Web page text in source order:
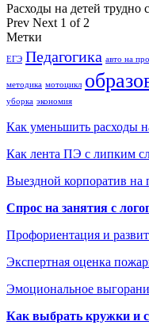
Расходы на детей
Prev Next 1 of 2
Метки
ЕГЭ Педагогика авто на
методика мотоцикл
уборка экономия
Как уменьшить расходы
Как лента ПЭ с липким
Выездной корпоратив на
Спрос на занятия с
Профориентация и
Экспертная оценка
Эмоциональное
Как выбрать кружки и